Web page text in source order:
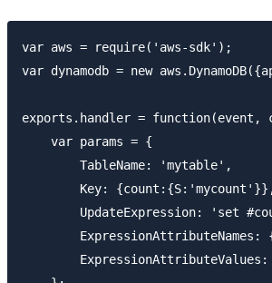
var aws = require('aws-sdk');
var dynamodb = new
exports.handler = function(event,
    var params = {
        TableName: 'mytable',
Key:
UpdateExpression: 'set
ExpressionAttributeNames:
ExpressionAttributeValues: